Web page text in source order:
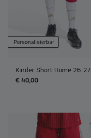
Personalisierbar
Kinder Short Home 26-27
€ 40,00